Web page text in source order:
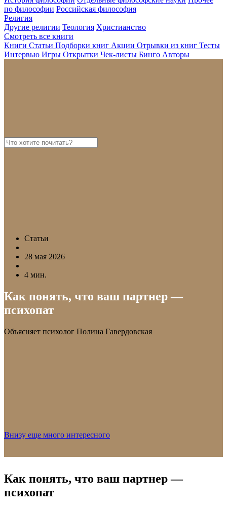
по философии Российская философия
Религия
Другие религии Теология Христианство
Смотреть все книги
Книги Статьи Подборки книг Акции Отрывки из книг Тесты
Интервью Игры Открытки Чек-листы Бинго Авторы
Статьи
28 мая 2026
4 мин.
Как понять, что ваш партнер —
психопат
Объясняет психолог Полина Гавердовская
Внизу еще много интересного
Как понять, что ваш партнер —
психопат